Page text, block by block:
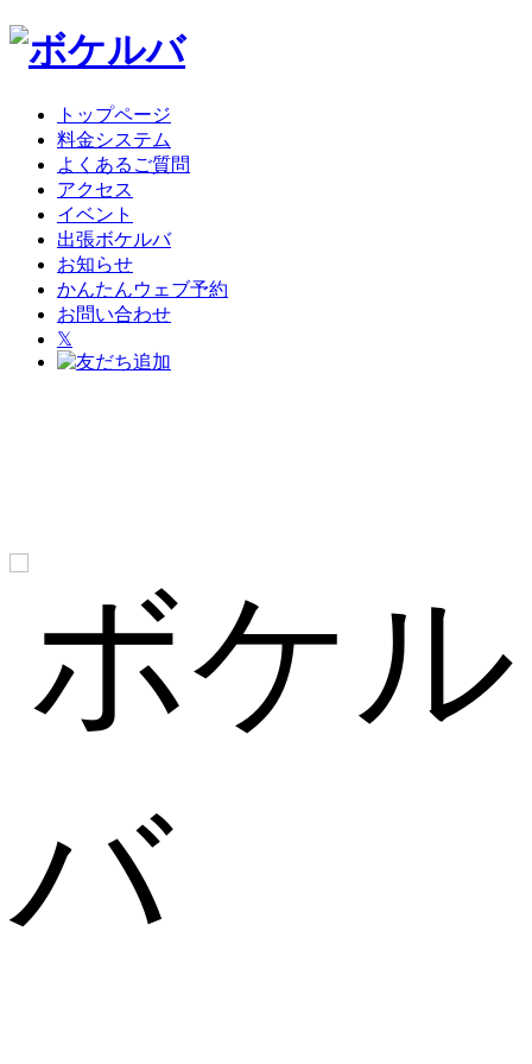
トップページ
料金システム
よくあるご質問
アクセス
イベント
出張ボケルバ
お知らせ
かんたんウェブ予約
お問い合わせ
𝕏